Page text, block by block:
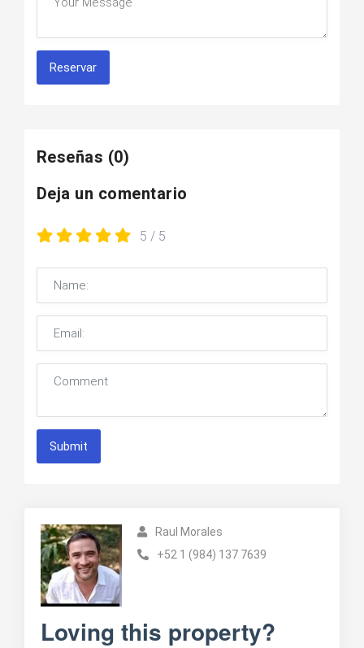
Reservar
Reseñas (0)
Deja un comentario
5 / 5
Submit
Raul Morales
+52 1 (984) 137 7639